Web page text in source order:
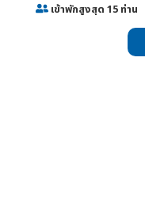
เข้าพักสูงสุด 15 ท่าน